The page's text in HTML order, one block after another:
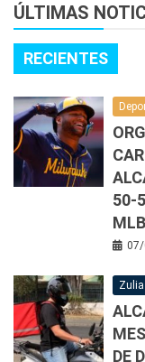
ÚLTIMAS
RECIENTES
50-
MLB
Zulia
DE